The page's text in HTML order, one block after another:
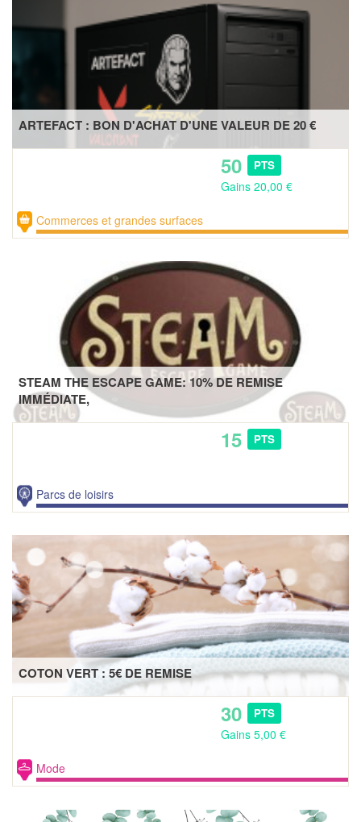
ARTEFACT : BON D'ACHAT D'UNE VALEUR DE 20 €
50 PTS
Gains 20,00 €
Commerces et grandes surfaces
STEAM THE ESCAPE GAME: 10% DE REMISE
IMMÉDIATE,
15 PTS
Parcs de loisirs
COTON VERT : 5€ DE REMISE
30 PTS
Gains 5,00 €
Mode